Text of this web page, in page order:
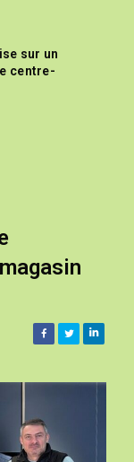
sur un
centre-